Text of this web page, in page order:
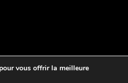
vous offrir la meilleure